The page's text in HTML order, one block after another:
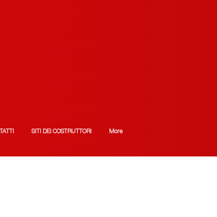
SITI DEI COSTRUTTORI More